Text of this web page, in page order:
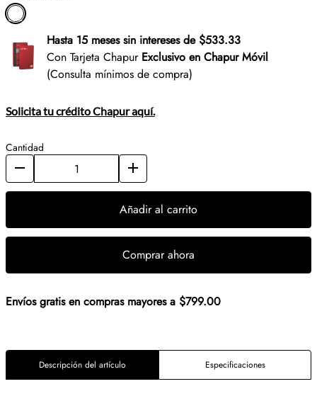
Hasta 15 meses sin intereses de $533.33
Con Tarjeta Chapur Exclusivo en Chapur Móvil
(Consulta mínimos de compra)
Solicita tu crédito Chapur aquí.
Cantidad
Añadir al carrito
Comprar ahora
Envíos gratis en compras mayores a $799.00
Descripción del artículo Especificaciones